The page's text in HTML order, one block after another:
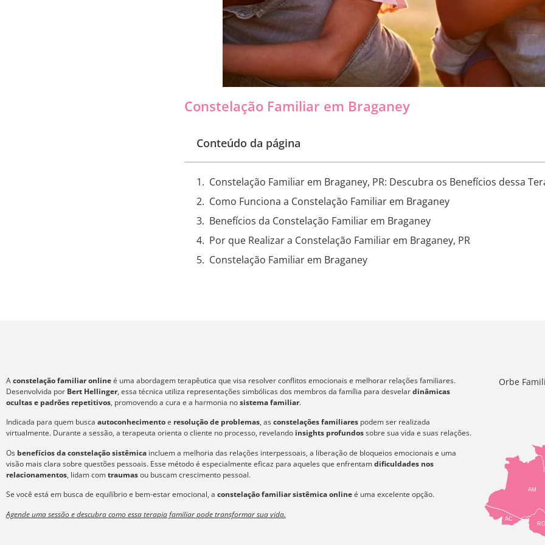
Constelação Familiar em Braganey
Conteúdo da página
Constelação Familiar em Braganey, PR: Descubra os Benefícios dessa
Como Funciona a Constelação Familiar em Braganey
Benefícios da Constelação Familiar em Braganey
Por que Realizar a Constelação Familiar em Braganey, PR
Constelação Familiar em Braganey
Aconstelação familiar onlineé uma abordagem terapêutica que visa resolver conflitos emocionais e melhorar relações familiares.
Desenvolvida por Bert Hellinger, essa técnica utiliza representações simbólicas dos membros da família para desvelardinâmicas
ocultas e padrões repetitivos, promovendo a cura e a harmonia nosistema familiar.
Indicada para quem busca autoconhecimentoe resolução de problemas, asconstelações familiares podem ser realizada
virtualmente. Durante a sessão, a terapeuta orienta o cliente no processo, revelando insights profundossobre sua vida e suas relações.
Os benefícios da constelação sistêmica incluem a melhoria das relações interpessoais, a liberação de bloqueios emocionais e uma
visão mais clara sobre questões pessoais. Esse método é especialmente eficaz para aqueles que enfrentamdificuldades nos
relacionamentos, lidam comtraumasou buscam crescimento pessoal.
Se você está em busca de equilíbrio e bem-estar emocional, a constelação familiar sistêmica onlineé uma excelente opção.
Agende uma sessão e descubra como essa terapia familiar pode transformar sua vida.
Orbe
AM
AC
RO